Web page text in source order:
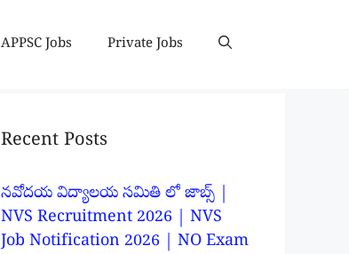
APPSC Jobs Private Jobs
Recent Posts
నవోదయ విద్యాలయ సమితి లో జాబ్స్ |
NVS Recruitment 2026 | NVS
Job Notification 2026 | NO Exam